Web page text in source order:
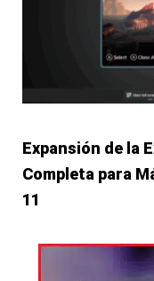
Expansión de la
Completa para
11